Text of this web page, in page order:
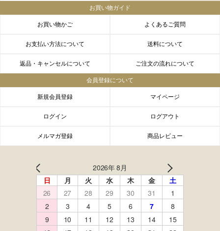
お買い物ガイド
お買い物かご よくあるご質問
お支払い方法について 送料について
返品・キャンセルについて ご注文の流れについて
会員登録について
新規会員登録 マイページ
ログイン ログアウト
メルマガ登録 商品レビュー